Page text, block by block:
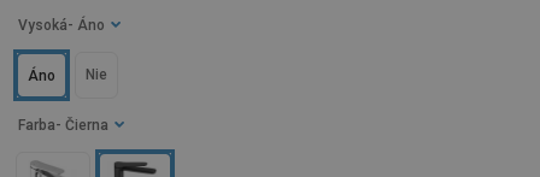
Farba - Čierna
Vysoká - Áno
Nie
Áno